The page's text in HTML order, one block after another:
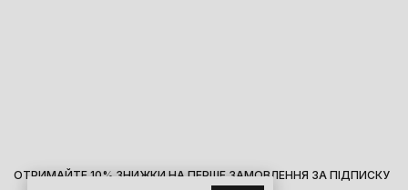
ОТРИМАЙТЕ 10% ЗНИЖКИ НА ПЕРШЕ ЗАМОВЛЕННЯ ЗА ПІДПИСКУ